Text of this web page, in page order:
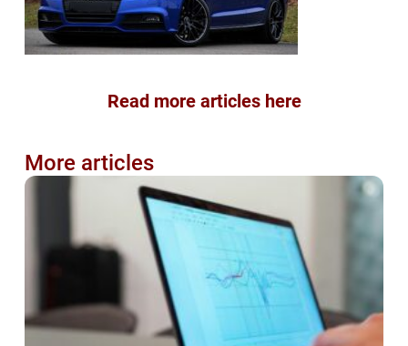
Read more articles here
More articles